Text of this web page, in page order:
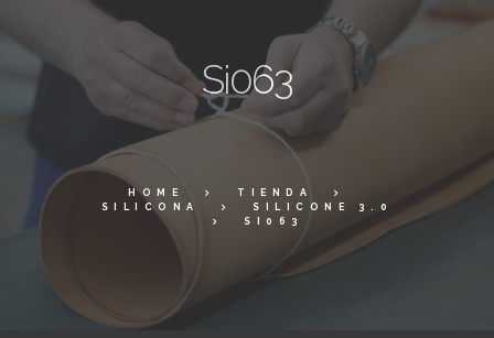
Si063
HOME
TIENDA
SILICONA
SILICONE 3.0
SI063